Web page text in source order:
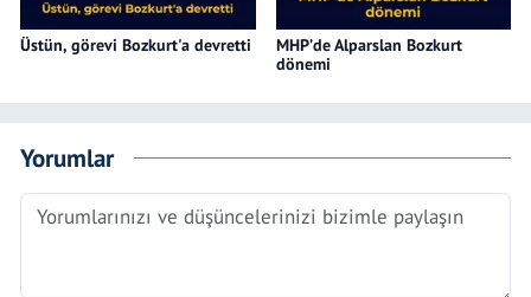
Üstün, görevi Bozkurt'a devretti
MHP’de Alparslan Bozkurt
dönemi
Yorumlar